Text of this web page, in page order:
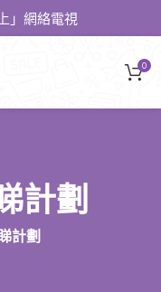
」網絡電視
0
計劃
計劃